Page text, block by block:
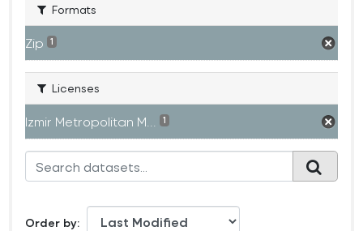
Formats
Zip 1
Licenses
Izmir Metropolitan M... 1
Order by